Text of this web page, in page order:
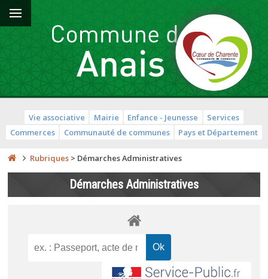
Vie associative Mairie Enfance - Jeunesse
Services
Commerces
Communauté de communes Pays et Département
Rubriques > Démarches Administratives
Démarches Administratives